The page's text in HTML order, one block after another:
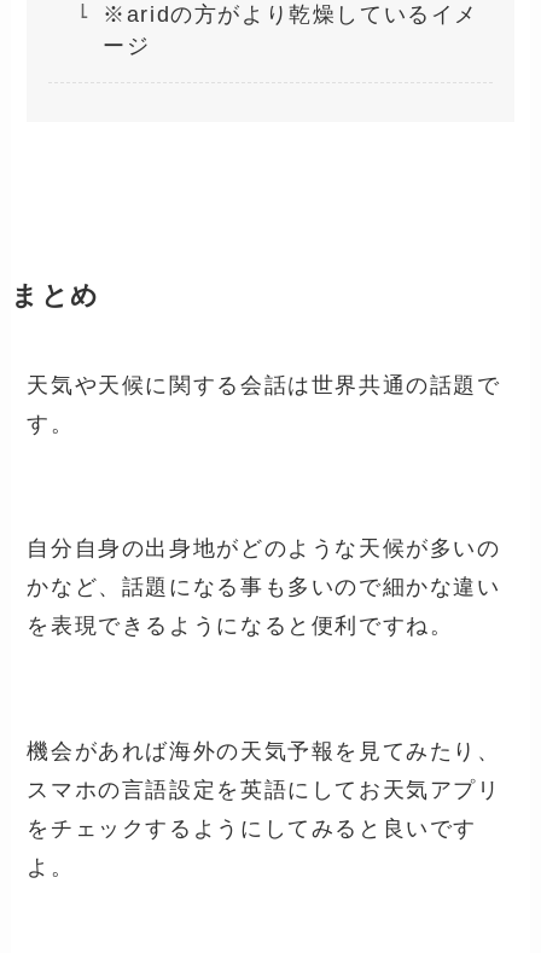
※aridの方がより乾燥しているイメ
ージ
まとめ
天気や天候に関する会話は世界共通の話題で
す。
自分自身の出身地がどのような天候が多いの
かなど、話題になる事も多いので細かな違い
を表現できるようになると便利ですね。
機会があれば海外の天気予報を見てみたり、
スマホの言語設定を英語にしてお天気アプリ
をチェックするようにしてみると良いです
よ。